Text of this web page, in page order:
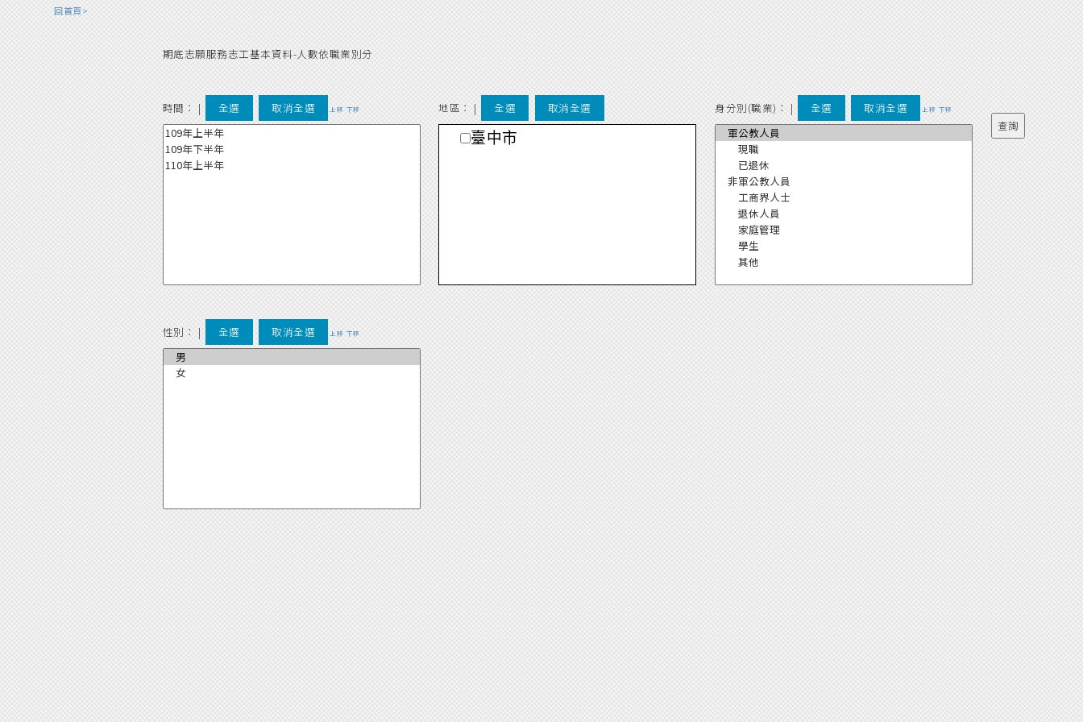
回首頁>
期底志願服務志工基本資料-人數依職業別分
時間： | 全選 取消全選 上移 下移 地區： | 全選 取消全選
臺中市
身分別(職業)： | 全選 取消全選 上移 下移
性別： | 全選 取消全選 上移 下移